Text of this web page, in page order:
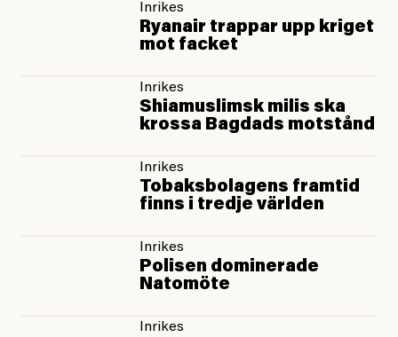
Inrikes
Ryanair trappar upp kriget
mot facket
Inrikes
Shiamuslimsk milis ska
krossa Bagdads motstånd
Inrikes
Tobaksbolagens framtid
finns i tredje världen
Inrikes
Polisen dominerade
Natomöte
Inrikes